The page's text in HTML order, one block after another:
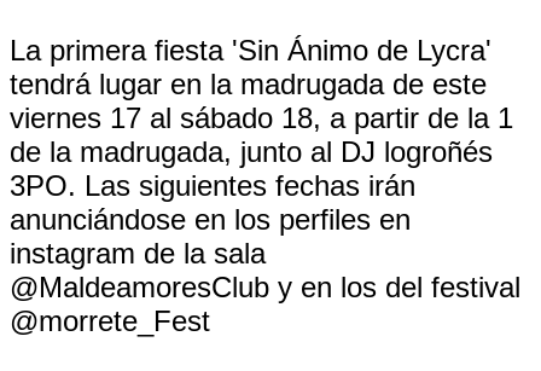
La primera fiesta 'Sin Ánimo de Lycra'
tendrá lugar en la madrugada de este
viernes 17 al sábado 18, a partir de la 1
de la madrugada, junto al DJ logroñés
3PO. Las siguientes fechas irán
anunciándose en los perfiles en
instagram de la sala
@MaldeamoresClub y en los del festival
@morrete_Fest